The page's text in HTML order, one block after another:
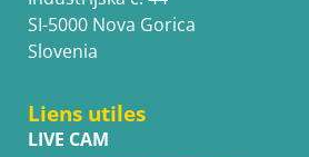
SI-5000 Nova Gorica
Slovenia
Liens utiles
LIVE CAM